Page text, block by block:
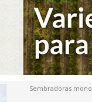
Sembradoras